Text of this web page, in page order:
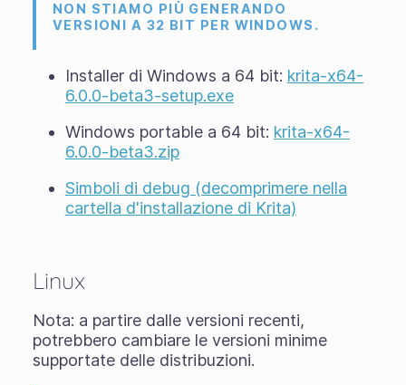
NON STIAMO PIÙ GENERANDO
VERSIONI A 32 BIT PER WINDOWS.
Installer di Windows a 64 bit: krita-x64-
6.0.0-beta3-setup.exe
Windows portable a 64 bit: krita-x64-
6.0.0-beta3.zip
Simboli di debug (decomprimere nella
cartella d'installazione di Krita)
Linux
Nota: a partire dalle versioni recenti,
potrebbero cambiare le versioni minime
supportate delle distribuzioni.